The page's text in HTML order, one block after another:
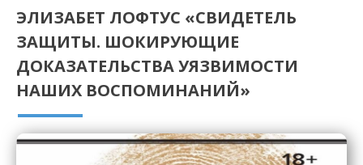
ЭЛИЗАБЕТ ЛОФТУС «СВИДЕТЕЛЬ
ЗАЩИТЫ. ШОКИРУЮЩИЕ
ДОКАЗАТЕЛЬСТВА УЯЗВИМОСТИ
НАШИХ ВОСПОМИНАНИЙ»